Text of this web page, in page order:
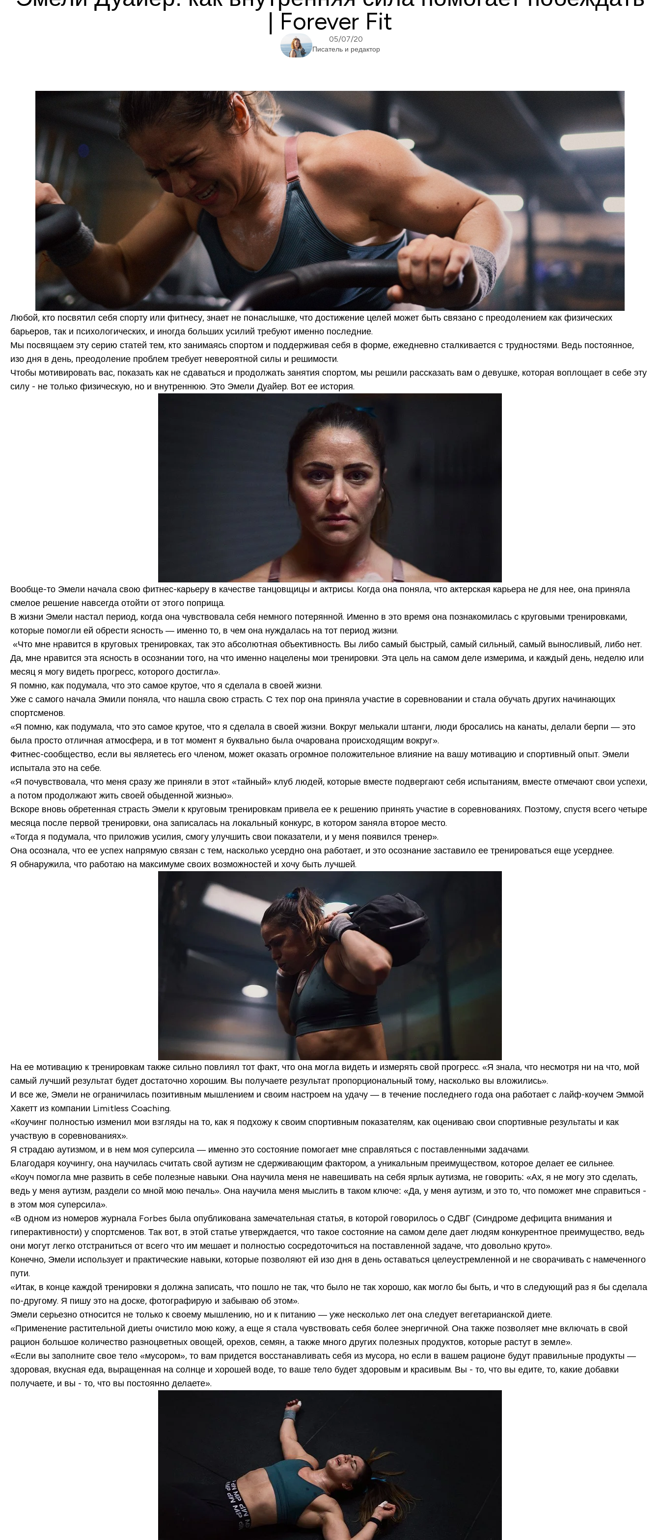
| Forever Fit
05/07/20
Писатель и редактор
Любой, кто посвятил себя спорту или фитнесу, знает не понаслышке, что достижение целей может быть связано с преодолением как физических
барьеров, так и психологических, и иногда больших усилий требуют именно последние.
Мы посвящаем эту серию статей тем, кто занимаясь спортом и поддерживая себя в форме, ежедневно сталкивается с трудностями. Ведь постоянное,
изо дня в день, преодоление проблем требует невероятной силы и решимости.
Чтобы мотивировать вас, показать как не сдаваться и продолжать занятия спортом, мы решили рассказать вам о девушке, которая воплощает в себе эту
силу - не только физическую, но и внутреннюю. Это Эмели Дуайер. Вот ее история.
Вообще-то Эмели начала свою фитнес-карьеру в качестве танцовщицы и актрисы. Когда она поняла, что актерская карьера не для нее, она приняла
смелое решение навсегда отойти от этого поприща.
В жизни Эмели настал период, когда она чувствовала себя немного потерянной. Именно в это время она познакомилась с круговыми тренировками,
которые помогли ей обрести ясность — именно то, в чем она нуждалась на тот период жизни.
«Что мне нравится в круговых тренировках, так это абсолютная объективность. Вы либо самый быстрый, самый сильный, самый выносливый, либо нет.
Да, мне нравится эта ясность в осознании того, на что именно нацелены мои тренировки. Эта цель на самом деле измерима, и каждый день, неделю или
месяц я могу видеть прогресс, которого достигла».
Я помню, как подумала, что это самое крутое, что я сделала в своей жизни.
Уже с самого начала Эмили поняла, что нашла свою страсть. С тех пор она приняла участие в соревновании и стала обучать других начинающих
спортсменов.
«Я помню, как подумала, что это самое крутое, что я сделала в своей жизни. Вокруг мелькали штанги, люди бросались на канаты, делали берпи — это
была просто отличная атмосфера, и в тот момент я буквально была очарована происходящим вокруг».
Фитнес-сообщество, если вы являетесь его членом, может оказать огромное положительное влияние на вашу мотивацию и спортивный опыт. Эмели
испытала это на себе.
«Я почувствовала, что меня сразу же приняли в этот «тайный» клуб людей, которые вместе подвергают себя испытаниям, вместе отмечают свои успехи,
а потом продолжают жить своей обыденной жизнью».
Вскоре вновь обретенная страсть Эмели к круговым тренировкам привела ее к решению принять участие в соревнованиях. Поэтому, спустя всего четыре
месяца после первой тренировки, она записалась на локальный конкурс, в котором заняла второе место.
«Тогда я подумала, что приложив усилия, смогу улучшить свои показатели, и у меня появился тренер».
Она осознала, что ее успех напрямую связан с тем, насколько усердно она работает, и это осознание заставило ее тренироваться еще усерднее.
Я обнаружила, что работаю на максимуме своих возможностей и хочу быть лучшей.
На ее мотивацию к тренировкам также сильно повлиял тот факт, что она могла видеть и измерять свой прогресс. «Я знала, что несмотря ни на что, мой
самый лучший результат будет достаточно хорошим. Вы получаете результат пропорциональный тому, насколько вы вложились».
И все же, Эмели не ограничилась позитивным мышлением и своим настроем на удачу — в течение последнего года она работает с лайф-коучем Эммой
Хакетт из компании Limitless Coaching.
«Коучинг полностью изменил мои взгляды на то, как я подхожу к своим спортивным показателям, как оцениваю свои спортивные результаты и как
участвую в соревнованиях».
Я страдаю аутизмом, и в нем моя суперсила — именно это состояние помогает мне справляться с поставленными задачами.
Благодаря коучингу, она научилась считать свой аутизм не сдерживающим фактором, а уникальным преимуществом, которое делает ее сильнее.
«Коуч помогла мне развить в себе полезные навыки. Она научила меня не навешивать на себя ярлык аутизма, не говорить: «Ах, я не могу это сделать,
ведь у меня аутизм, раздели со мной мою печаль». Она научила меня мыслить в таком ключе: «Да, у меня аутизм, и это то, что поможет мне справиться -
в этом моя суперсила».
«В одном из номеров журнала Forbes была опубликована замечательная статья, в которой говорилось о СДВГ (Синдроме дефицита внимания и
гиперактивности) у спортсменов. Так вот, в этой статье утверждается, что такое состояние на самом деле дает людям конкурентное преимущество, ведь
они могут легко отстраниться от всего что им мешает и полностью сосредоточиться на поставленной задаче, что довольно круто».
Конечно, Эмели использует и практические навыки, которые позволяют ей изо дня в день оставаться целеустремленной и не сворачивать с намеченного
пути.
«Итак, в конце каждой тренировки я должна записать, что пошло не так, что было не так хорошо, как могло бы быть, и что в следующий раз я бы сделала
по-другому. Я пишу это на доске, фотографирую и забываю об этом».
Эмели серьезно относится не только к своему мышлению, но и к питанию — уже несколько лет она следует вегетарианской диете.
«Применение растительной диеты очистило мою кожу, а еще я стала чувствовать себя более энергичной. Она также позволяет мне включать в свой
рацион большое количество разноцветных овощей, орехов, семян, а также много других полезных продуктов, которые растут в земле».
«Если вы заполните свое тело «мусором», то вам придется восстанавливать себя из мусора, но если в вашем рационе будут правильные продукты —
здоровая, вкусная еда, выращенная на солнце и хорошей воде, то ваше тело будет здоровым и красивым. Вы - то, что вы едите, то, какие добавки
получаете, и вы - то, что вы постоянно делаете».